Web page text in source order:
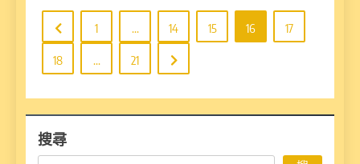
1 ... 14 15 16 17
18 ... 21
搜尋